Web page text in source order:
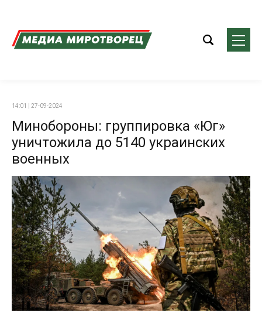
14:01 | 27-09-2024
Минобороны: группировка «Юг»
уничтожила до 5140 украинских
военных